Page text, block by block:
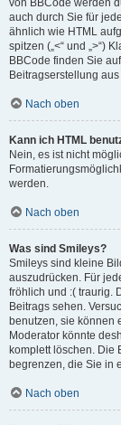
von BBCode werden
auch durch Sie für
ähnlich wie HTML
spitzen („<“ und „>“)
BBCode finden Sie
Beitragserstellung
Nach oben
Kann ich HTML
Nein, es ist nicht
werden.
Nach oben
Was sind Smileys?
Smileys sind kleine
auszudrücken. Für
fröhlich und :( traurig.
Beitrags sehen.
benutzen, sie können
Moderator könnte
komplett löschen. Die
begrenzen, die Sie in
Nach oben